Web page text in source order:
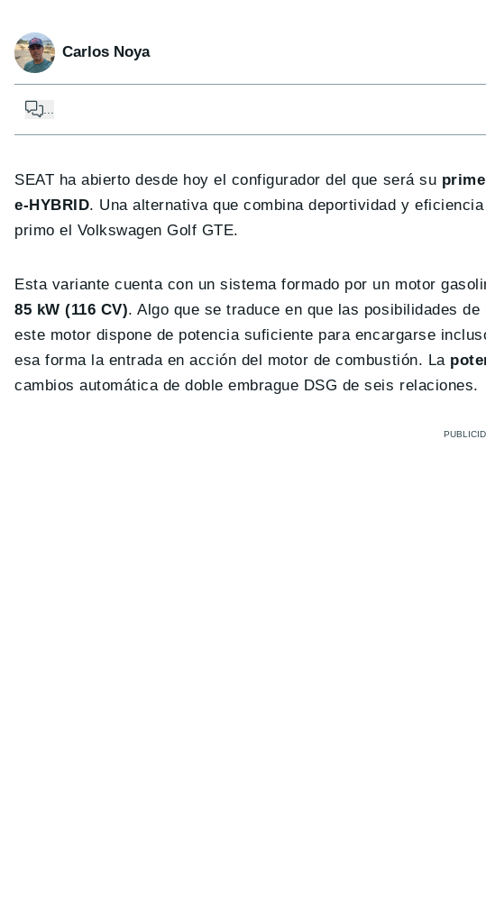
Carlos Noya
SEAT ha abierto desde hoy el configurador del que será su
e-HYBRID. Una alternativa que combina deportividad y
primo el Volkswagen Golf GTE.
Esta variante cuenta con un sistema formado por un motor
85 kW (116 CV). Algo que se traduce en que las posibilidades
este motor dispone de potencia suficiente para encargarse
esa forma la entrada en acción del motor de combustión. La
cambios automática de doble embrague DSG de seis relaciones.